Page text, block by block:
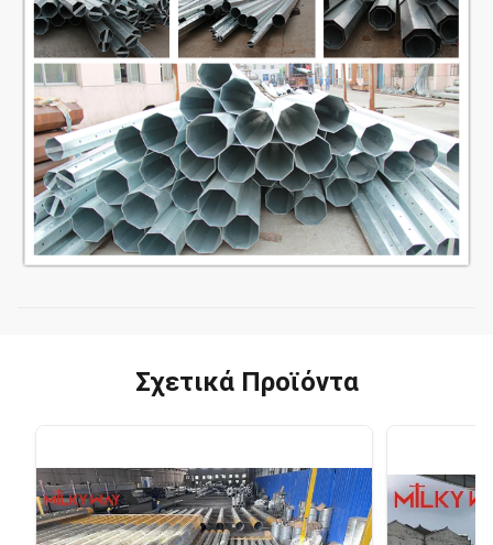
Σχετικά Προϊόντα